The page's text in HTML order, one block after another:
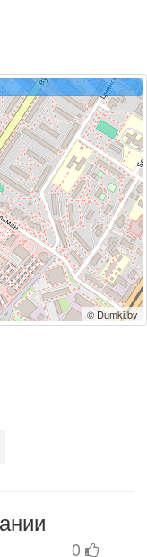
свой
Минска.
покупки и
и
© Dumki.by
0